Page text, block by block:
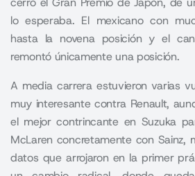
lo esperaba. El mexicano con
hasta la novena posición y el
remontó únicamente una posición.
A media carrera estuvieron varias
muy interesante contra Renault,
el mejor contrincante en Suzuka
McLaren concretamente con Sainz,
datos que arrojaron en la primer